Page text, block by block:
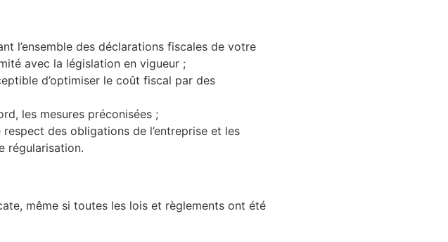
l’ensemble des déclarations fiscales de votre
avec la législation en vigueur ;
d’optimiser le coût fiscal par des
les mesures préconisées ;
des obligations de l’entreprise et les
régularisation.
même si toutes les lois et règlements ont été